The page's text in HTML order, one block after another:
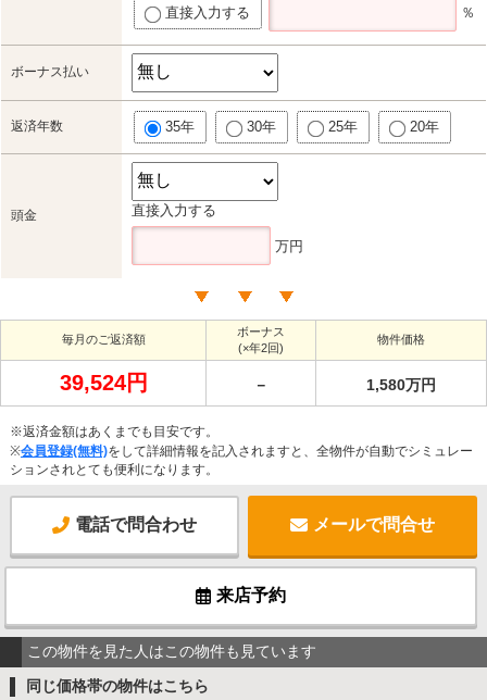
直接入力する ％
ボーナス払い
返済年数 35年 30年 25年 20年
頭金 直接入力する
万円
毎月のご返済額
ボーナス
(×年2回)
物件価格
39,524円 － 1,580万円
※返済金額はあくまでも目安です。
※会員登録(無料)をして詳細情報を記入されますと、全物件が自動でシミュレー
ションされとても便利になります。
電話で問合わせ メールで問合せ
来店予約
この物件を見た人はこの物件も見ています
同じ価格帯の物件はこちら